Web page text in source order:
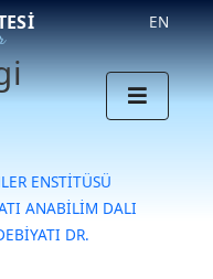
EN
ENSTİTÜSÜ
ANABİLİM DALI
DR.